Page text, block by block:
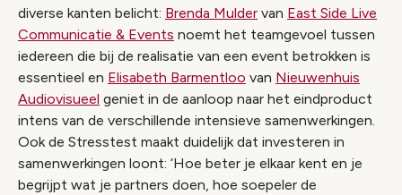
diverse kanten belicht: Brenda Mulder van East Side Live
Communicatie & Events noemt het teamgevoel tussen
iedereen die bij de realisatie van een event betrokken is
essentieel en Elisabeth Barmentloo van Nieuwenhuis
Audiovisueel geniet in de aanloop naar het eindproduct
intens van de verschillende intensieve samenwerkingen.
Ook de Stresstest maakt duidelijk dat investeren in
samenwerkingen loont: ‘Hoe beter je elkaar kent en je
begrijpt wat je partners doen, hoe soepeler de